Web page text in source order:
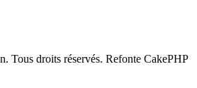
Tous droits réservés. Refonte CakePHP